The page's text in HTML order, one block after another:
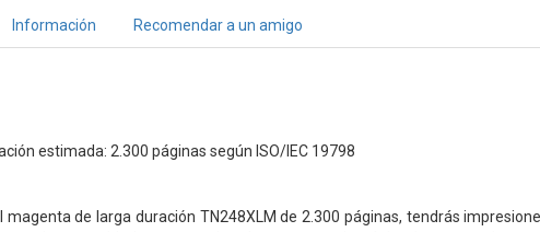
Información Recomendar a un amigo
estimada: 2.300 páginas según ISO/IEC 19798
magenta de larga duración TN248XLM de 2.300 páginas, tendrás